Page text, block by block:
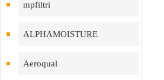
mpfiltri
ALPHAMOISTURE
Aeroqual